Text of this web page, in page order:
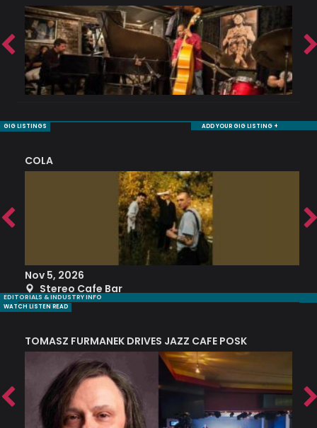
GIG LISTINGS ADD YOUR GIG LISTING +
COLA
Nov 5, 2026
Stereo Cafe Bar
EDITORIALS & INDUSTRY INFO
WATCH LISTEN READ
TOMASZ FURMANEK DRIVES JAZZ CAFE POSK